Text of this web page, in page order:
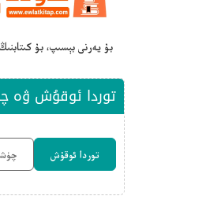
بۇ يەرنى بېسىپ، بۇ
توردا ئوقۇش ۋە
توردا ئوقۇش